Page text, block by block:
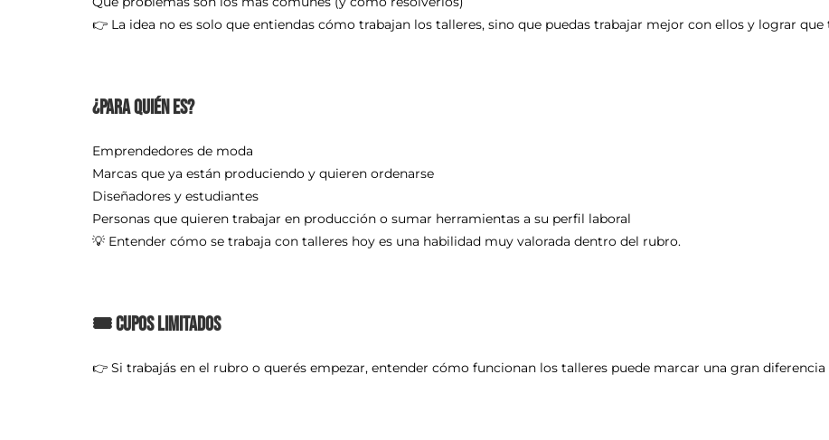
👉 La idea no es solo que entiendas cómo trabajan los talleres, sino que puedas trabajar mejor con ellos y lograr
¿Para quién es?
Emprendedores de moda
Marcas que ya están produciendo y quieren ordenarse
Diseñadores y estudiantes
Personas que quieren trabajar en producción o sumar herramientas a su perfil laboral
💡 Entender cómo se trabaja con talleres hoy es una habilidad muy valorada dentro del rubro.
🎟 Cupos limitados
👉 Si trabajás en el rubro o querés empezar, entender cómo funcionan los talleres puede marcar una gran